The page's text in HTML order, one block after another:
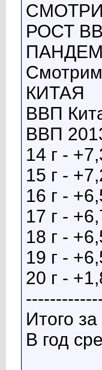
РОСТ
КИТАЯ
ВВП
ВВП
14 г -
15 г -
16 г -
17 г -
18 г -
19 г -
20 г -
Итого
В год